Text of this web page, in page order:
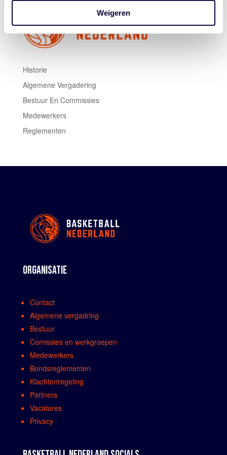
Weigeren
Historie
Algemene Vergadering
Bestuur En Commissies
Medewerkers
Reglementen
ORGANISATIE
Contact
Algemene vergadring
Bestuur
Comissies en werkgroepen
Medewerkers
Bondsreglementen
Klachtenregeling
Partners
Vacatures
Privacy